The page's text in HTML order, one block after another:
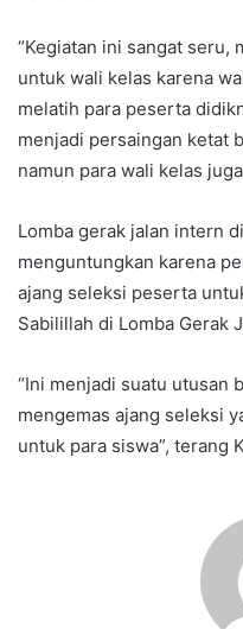
“Kegiatan ini sangat seru,
untuk wali kelas karena
melatih para peserta
menjadi persaingan ketat
namun para wali kelas
Lomba gerak jalan intern
menguntungkan karena
ajang seleksi peserta
Sabilillah di Lomba Gerak
“Ini menjadi suatu utusan
mengemas ajang seleksi
untuk para siswa”, terang